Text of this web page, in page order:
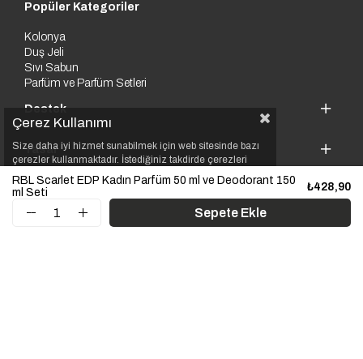
Popüler Kategoriler
Kolonya
Duş Jeli
Sıvı Sabun
Parfüm ve Parfüm Setleri
Destek
Yasal
Kurumsal
Çerez Kullanımı
Size daha iyi hizmet sunabilmek için web sitesinde bazı
çerezler kullanmaktadır. İstediğiniz takdirde çerezleri
reddedebilirsiniz. Detaylı bilgi
Çerez Politikası
RBL Scarlet EDP Kadın Parfüm 50 ml ve Deodorant 150
ml Seti
₺428,90